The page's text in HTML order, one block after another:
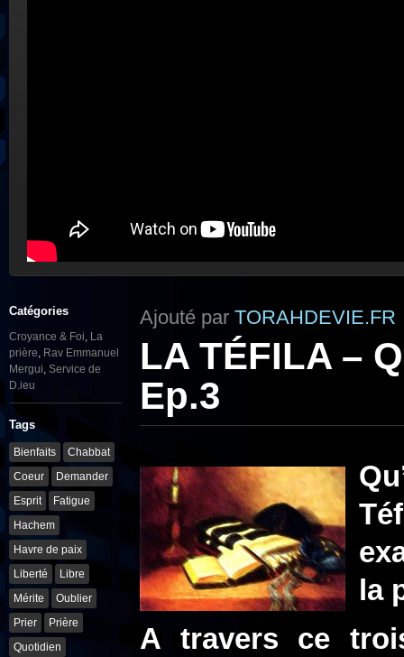
Catégories
Croyance & Foi, La
prière, Rav Emmanuel
Mergui, Service de
D.ieu
Tags
Bienfaits
Chabbat
Coeur
Demander
Esprit
Fatigue
Hachem
Havre de paix
Liberté
Libre
Mérite
Oublier
Prier
Prière
Quotidien
Ajouté par TORAHDEVIE.FR
LA TÉFILA –
Ep.3
la
A travers ce